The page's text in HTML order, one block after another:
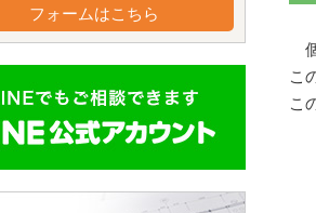
こ
こ
フォームはこちら